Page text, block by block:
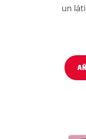
un